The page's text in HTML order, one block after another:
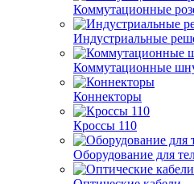
Коммутационные
Индустриальные
Коммутационные
Коннекторы
Кроссы 110
Оборудование для